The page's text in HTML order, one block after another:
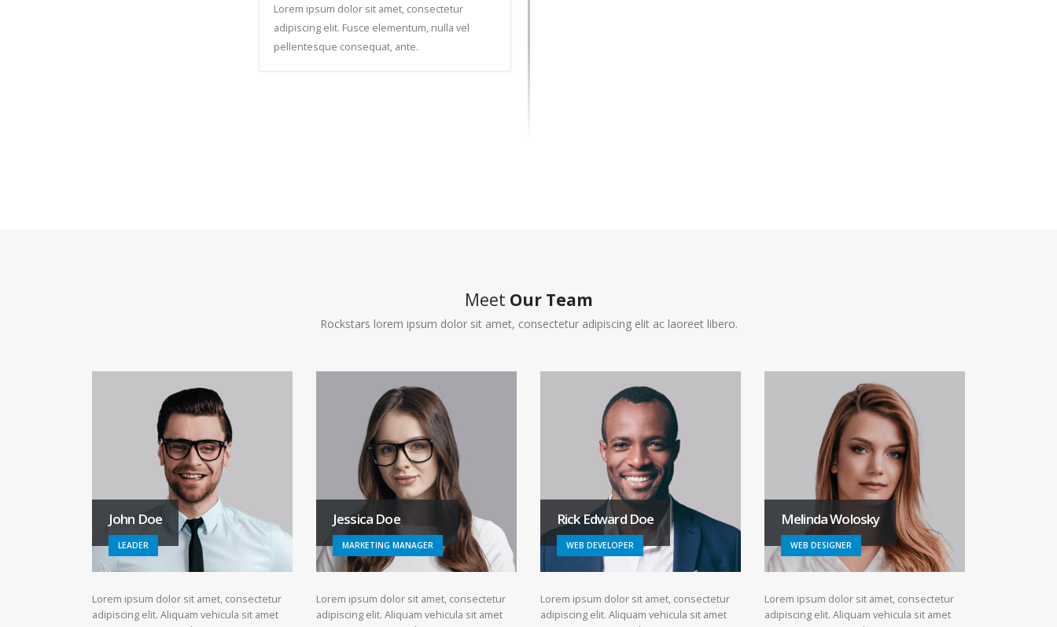
Lorem ipsum dolor sit amet, consectetur
adipiscing elit. Fusce elementum, nulla vel
pellentesque consequat, ante.
Meet Our Team
Rockstars lorem ipsum dolor sit amet, consectetur adipiscing elit ac laoreet libero.
John Doe
LEADER
Lorem ipsum dolor sit amet, consectetur
adipiscing elit. Aliquam vehicula sit amet
Jessica Doe
MARKETING MANAGER
Lorem ipsum dolor sit amet, consectetur
adipiscing elit. Aliquam vehicula sit amet
Rick Edward Doe
WEB DEVELOPER
Lorem ipsum dolor sit amet, consectetur
adipiscing elit. Aliquam vehicula sit amet
Melinda Wolosky
WEB DESIGNER
Lorem ipsum dolor sit amet, consectetur
adipiscing elit. Aliquam vehicula sit amet